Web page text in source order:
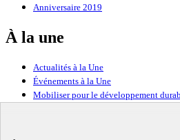
Anniversaire 2019
À la une
Actualités à la Une
Événements à la Une
Mobiliser pour le développement